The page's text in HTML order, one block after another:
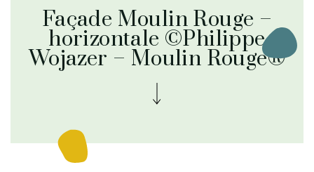
Façade Moulin Rouge –
horizontale ©Philippe
Wojazer – Moulin Rouge®